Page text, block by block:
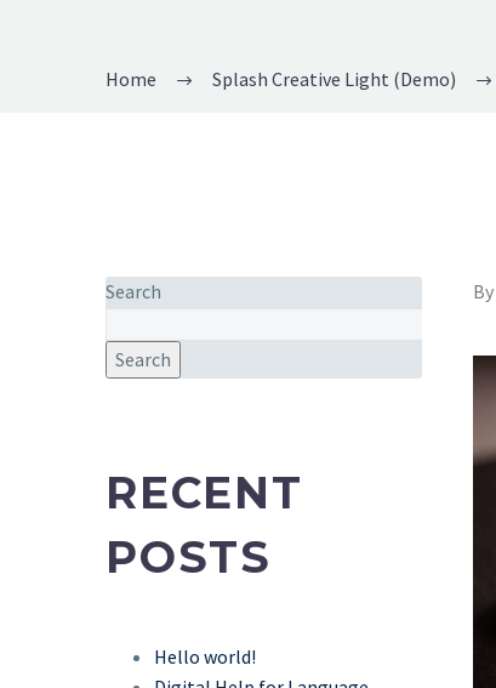
Home Splash Creative Light (Demo)
By
Search
Search
RECENT
POSTS
Hello world!